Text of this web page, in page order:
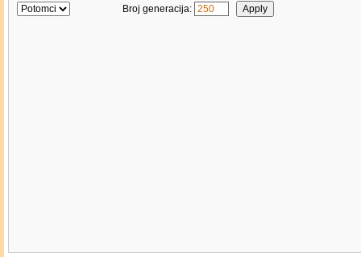
Broj generacija: